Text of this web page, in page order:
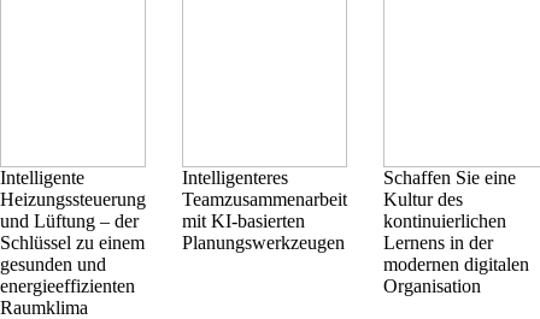
Intelligente
Heizungssteuerung
und Lüftung – der
Schlüssel zu einem
gesunden und
energieeffizienten
Raumklima
Intelligenteres
Teamzusammenarbeit
mit KI-basierten
Planungswerkzeugen
Schaffen Sie eine
Kultur des
kontinuierlichen
Lernens in der
modernen digitalen
Organisation